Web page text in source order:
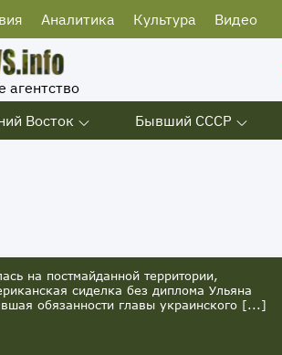
Аналитика Культура Видео
агентство
Восток Бывший СССР
на постмайданной территории,
сиделка без диплома Ульяна
обязанности главы украинского [...]